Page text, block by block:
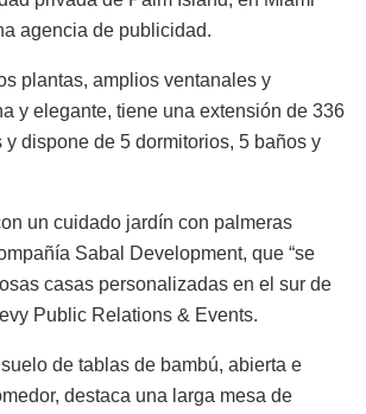
agencia de publicidad.
plantas, amplios ventanales y
y elegante, tiene una extensión de 336
y dispone de 5 dormitorios, 5 baños y
un cuidado jardín con palmeras
Sabal Development, que “se
casas personalizadas en el sur de
Public Relations & Events.
de tablas de bambú, abierta e
destaca una larga mesa de